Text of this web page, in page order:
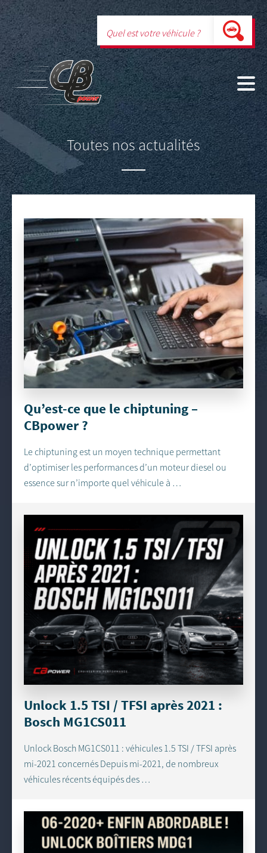
Toutes nos actualités
Qu’est-ce que le chiptuning –
CBpower ?
Le chiptuning est un moyen technique permettant
d’optimiser les performances d’un moteur diesel ou
essence sur n’importe quel véhicule à …
Unlock 1.5 TSI / TFSI après 2021 :
Bosch MG1CS011
Unlock Bosch MG1CS011 : véhicules 1.5 TSI / TFSI après
mi-2021 concernés Depuis mi-2021, de nombreux
véhicules récents équipés des …